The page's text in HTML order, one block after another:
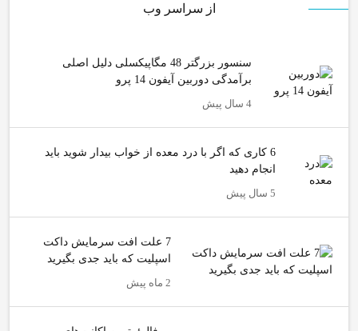
از سراسر وب
سنسور بزرگتر 48 مگاپیکسلی دلیل اصلی
برآمدگی دوربین آیفون 14 پرو
4 سال پیش
6 کاری که اگر با درد معده از خواب بیدار شوید باید
انجام دهید
5 سال پیش
7 علت افت سرمایش داکت
اسپلیت که باید جدی بگیرید
2 ماه پیش